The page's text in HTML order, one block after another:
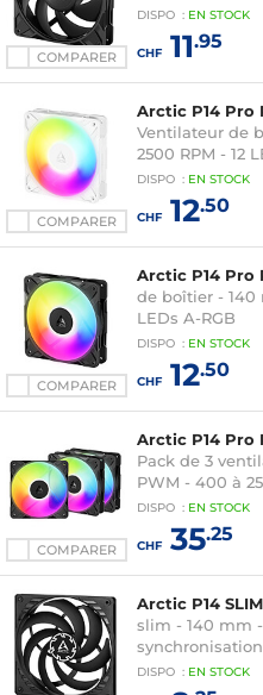
COMPARER
DISPO : EN STOCK
CHF11.95
COMPARER
Arctic P14 Pro
Ventilateur de
2500 RPM - 12
DISPO : EN STOCK
CHF12.50
COMPARER
Arctic P14 Pro
de boîtier - 140
LEDs A-RGB
DISPO : EN STOCK
CHF12.50
COMPARER
Arctic P14 Pro
Pack de 3
PWM - 400 à
DISPO : EN STOCK
CHF35.25
Arctic P14
slim - 140 mm
synchronisation
DISPO : EN STOCK